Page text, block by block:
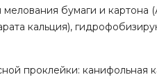
бумаги и картона
кальция),
проклейки: